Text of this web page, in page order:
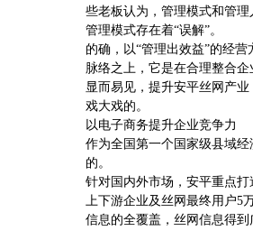
些老板认为，管理模式和管
管理模式存在着“误解”。
的确，以“管理出效益”的经
脉络之上，它是在合理整合
显而易见，提升安平丝网产
戏大戏的。
以电子商务提升企业竞争力
作为全国第一个国家级县域
的。
针对国内外市场，安平重点
上下游企业及丝网最终用户5
信息的全覆盖，丝网信息得到